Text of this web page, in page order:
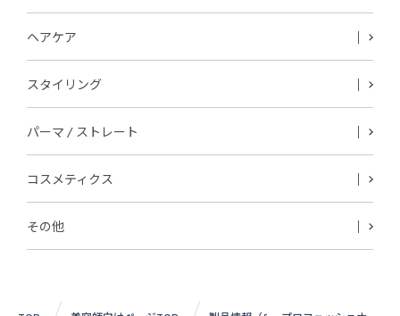
ヘアケア
スタイリング
パーマ / ストレート
コスメティクス
その他